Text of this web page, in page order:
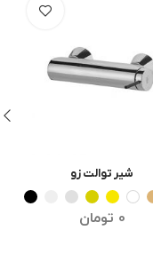
انتخاب گزینه ها
شیر توالت زو
0 تومان